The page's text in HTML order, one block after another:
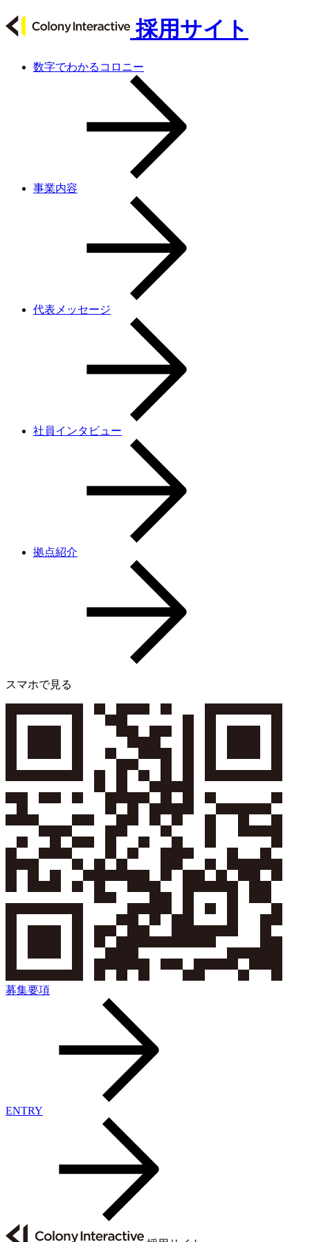
採用サイト
数字でわかるコロニー
事業内容
代表メッセージ
社員インタビュー
拠点紹介
スマホで見る
募集要項
ENTRY